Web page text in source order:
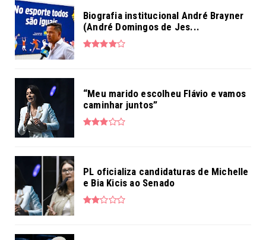
Biografia institucional André Brayner
(André Domingos de Jes...
“Meu marido escolheu Flávio e vamos
caminhar juntos”
PL oficializa candidaturas de Michelle
e Bia Kicis ao Senado